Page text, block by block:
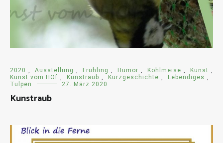
2020 , Ausstellung , Frühling , Humor , Kohlmeise , Kunst ,
Kunst vom HOf , Kunstraub , Kurzgeschichte , Lebendiges ,
Tulpen
27. März 2020
Kunstraub